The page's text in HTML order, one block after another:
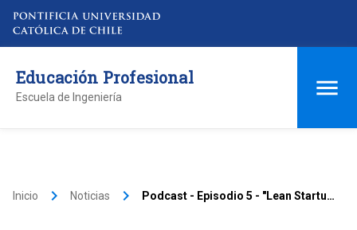
Educación Profesional
Escuela de Ingeniería
Inicio keyboard_arrow_right Noticias keyboard_arrow_right
Podcast - Episodio 5 - "Lean Startup,